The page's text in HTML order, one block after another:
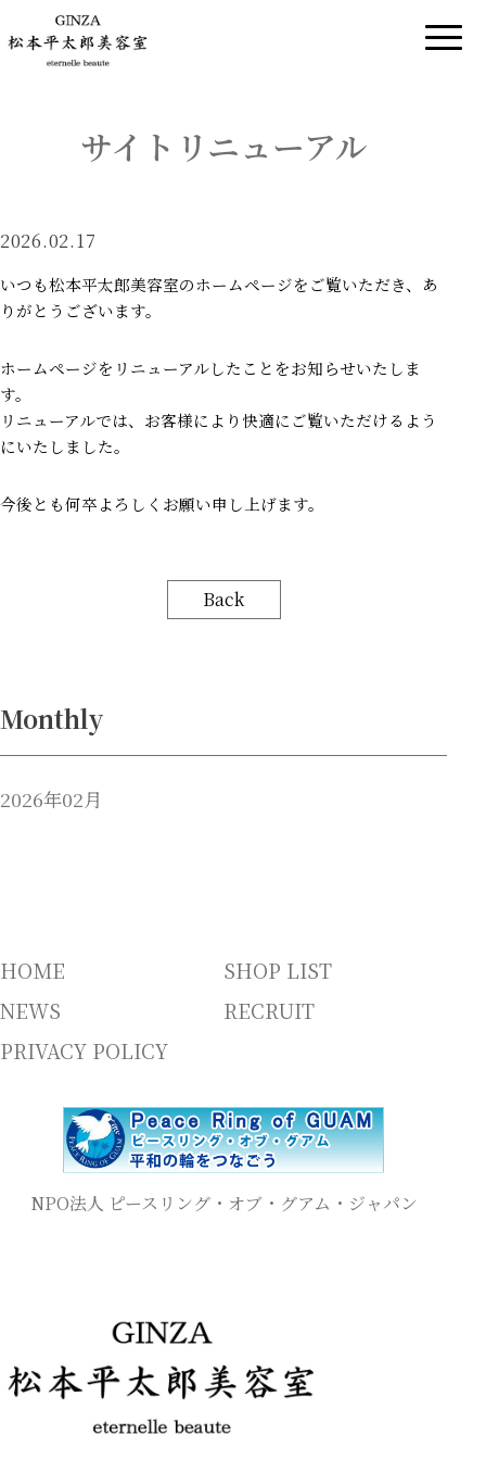
SHOP LIST
RECRUIT
サイトリニューアル
2026.02.17
いつも松本平太郎美容室のホームページをご覧いただき、あ
りがとうございます。
ホームページをリニューアルしたことをお知らせいたしま
す。
リニューアルでは、お客様により快適にご覧いただけるよう
にいたしました。
今後とも何卒よろしくお願い申し上げます。
Back
Monthly
2026年02月
HOME
SHOP LIST
NEWS
RECRUIT
PRIVACY POLICY
NPO法人 ピースリング・オブ・グアム・ジャパン